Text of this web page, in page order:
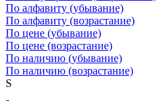
По алфавиту (убывание)
По алфавиту (возрастание)
По цене (убывание)
По цене (возрастание)
По наличию (убывание)
По наличию (возрастание)
S